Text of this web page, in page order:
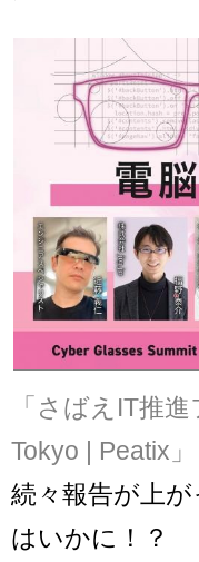
「さばえIT推
Tokyo | Peatix」
続々報告が上
はいかに！？